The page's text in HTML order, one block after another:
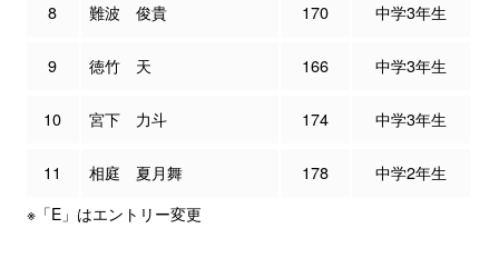
8 難波 俊貴 170 中学3年生
9 徳竹 天 166 中学3年生
10 宮下 力斗 174 中学3年生
11 相庭 夏月舞 178
中学2年生
※「E」はエントリー変更